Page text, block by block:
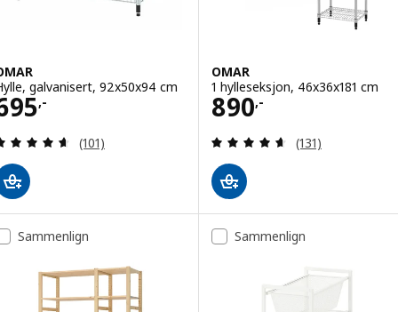
galvanisert, 92x50x94 cm
,-
695,-
Gjennomgang: 4.6 av 5 stjerner. Samlede
(101)
OMAR
1 hylleseksjon, 46x36x181 cm
890,-
Pris 890,-
Gjennomgang:
(131)
Sammenlign Sammenlign